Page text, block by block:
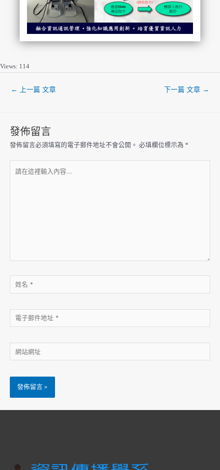
Views: 114
← 上一篇 文章 下一篇 文章 →
發佈留言
發佈留言必須填寫的電子郵件地址不會公開。 必填欄位標示為 *